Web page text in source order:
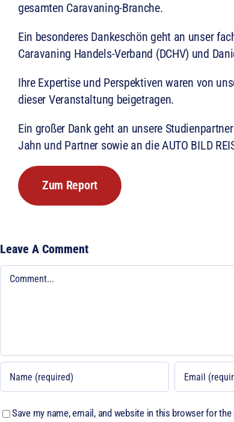
gesamten Caravaning-Branche.
Ein besonderes Dankeschön geht an unser
Caravaning Handels-Verband (DCHV) und
Ihre Expertise und Perspektiven waren von
dieser Veranstaltung beigetragen.
Ein großer Dank geht an unsere
Jahn und Partner sowie an die AUTO BILD
Zum Report
Leave A Comment
Comment
Save my name, email, and website in this browser for